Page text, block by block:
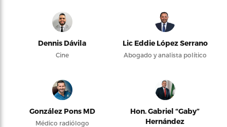
Dennis Dávila
Cine
Lic Eddie López Serrano
Abogado y analista político
González Pons MD
Médico radiólogo
Hon. Gabriel “Gaby”
Hernández